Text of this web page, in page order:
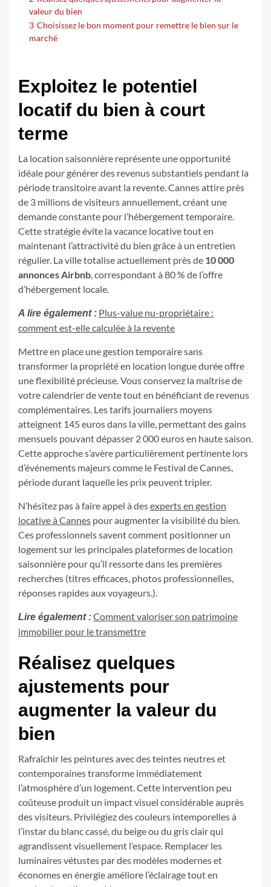
valeur du bien
3 Choisissez le bon moment pour remettre le bien sur le
marché
Exploitez le potentiel
locatif du bien à court
terme
La location saisonnière représente une opportunité
idéale pour générer des revenus substantiels pendant la
période transitoire avant la revente. Cannes attire près
de 3 millions de visiteurs annuellement, créant une
demande constante pour l’hébergement temporaire.
Cette stratégie évite la vacance locative tout en
maintenant l’attractivité du bien grâce à un entretien
régulier. La ville totalise actuellement près de 10 000
annonces Airbnb, correspondant à 80 % de l’offre
d’hébergement locale.
A lire également : Plus-value nu-propriétaire :
comment est-elle calculée à la revente
Mettre en place une gestion temporaire sans
transformer la propriété en location longue durée offre
une flexibilité précieuse. Vous conservez la maîtrise de
votre calendrier de vente tout en bénéficiant de revenus
complémentaires. Les tarifs journaliers moyens
atteignent 145 euros dans la ville, permettant des gains
mensuels pouvant dépasser 2 000 euros en haute saison.
Cette approche s’avère particulièrement pertinente lors
d’événements majeurs comme le Festival de Cannes,
période durant laquelle les prix peuvent tripler.
N’hésitez pas à faire appel à desexperts en gestion
locative à Cannes pour augmenter la visibilité du bien.
Ces professionnels savent comment positionner un
logement sur les principales plateformes de location
saisonnière pour qu’il ressorte dans les premières
recherches (titres efficaces, photos professionnelles,
réponses rapides aux voyageurs.).
Lire également :Comment valoriser son patrimoine
immobilier pour le transmettre
Réalisez quelques
ajustements pour
augmenter la valeur du
bien
Rafraîchir les peintures avec des teintes neutres et
contemporaines transforme immédiatement
l’atmosphère d’un logement. Cette intervention peu
coûteuse produit un impact visuel considérable auprès
des visiteurs. Privilégiez des couleurs intemporelles à
l’instar du blanc cassé, du beige ou du gris clair qui
agrandissent visuellement l’espace. Remplacer les
luminaires vétustes par des modèles modernes et
économes en énergie améliore l’éclairage tout en